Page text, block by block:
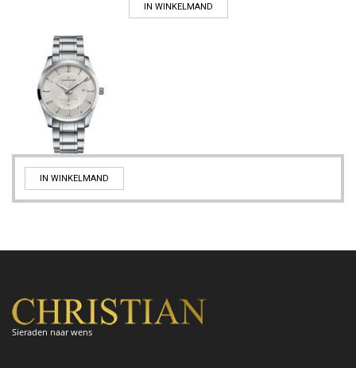
IN WINKELMAND
IN WINKELMAND
Sieraden naar wens